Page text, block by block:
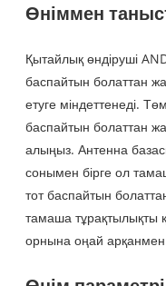
Өніммен
Қытайлық өндіруші
баспайтын болаттан
етуге міндеттенеді.
баспайтын болаттан
алыңыз. Антенна
сонымен бірге ол
тот баспайтын
тамаша тұрақтылықты
орнына оңай